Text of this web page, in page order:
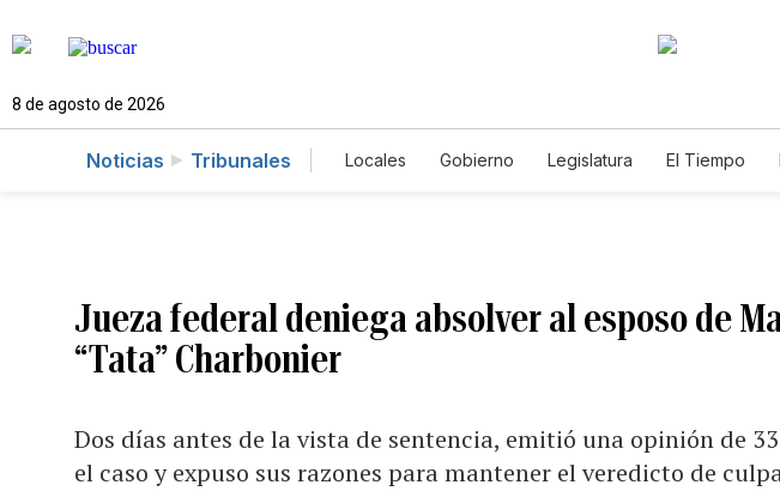
8 de agosto de 2026
Noticias Tribunales Locales Gobierno Legislatura El Tiempo
Jueza federal deniega absolver al esposo de
“Tata” Charbonier
Dos días antes de la vista de sentencia, emitió una opinión de
el caso y expuso sus razones para mantener el veredicto de